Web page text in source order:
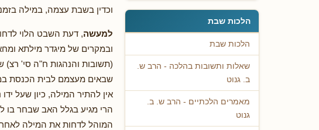
הלכות שבת
הלכות שבת
שאלות ותשובות בהלכה - הרב ש.
ב. גנוט
מאמרים הלכתיים - הרב ש. ב.
גנוט
וכדין בשבת עצמה, במילה
למעשה, דעת השבט הלוי
ובמקרים של מיגדר מילתא
(תשובות והנהגות ח"ה סי'
שבאים מעצמם לבית הכנסת
אין להתיר המילה, כיון שעל
הרי מגיע בגלל האב שבחר בו
המוהל לדחות את המילה